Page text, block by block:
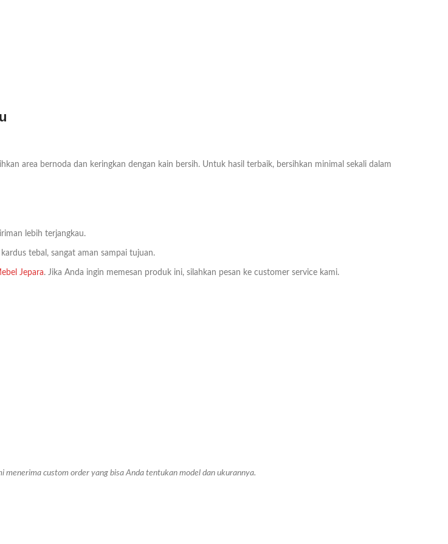
area bernoda dan keringkan dengan kain bersih. Untuk hasil terbaik, bersihkan minimal sekali dalam
lebih terjangkau.
tebal, sangat aman sampai tujuan.
Jepara. Jika Anda ingin memesan produk ini, silahkan pesan ke customer service kami.
custom order yang bisa Anda tentukan model dan ukurannya.